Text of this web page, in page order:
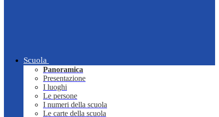
Scuola
Panoramica
Presentazione
I luoghi
Le persone
I numeri della scuola
Le carte della scuola